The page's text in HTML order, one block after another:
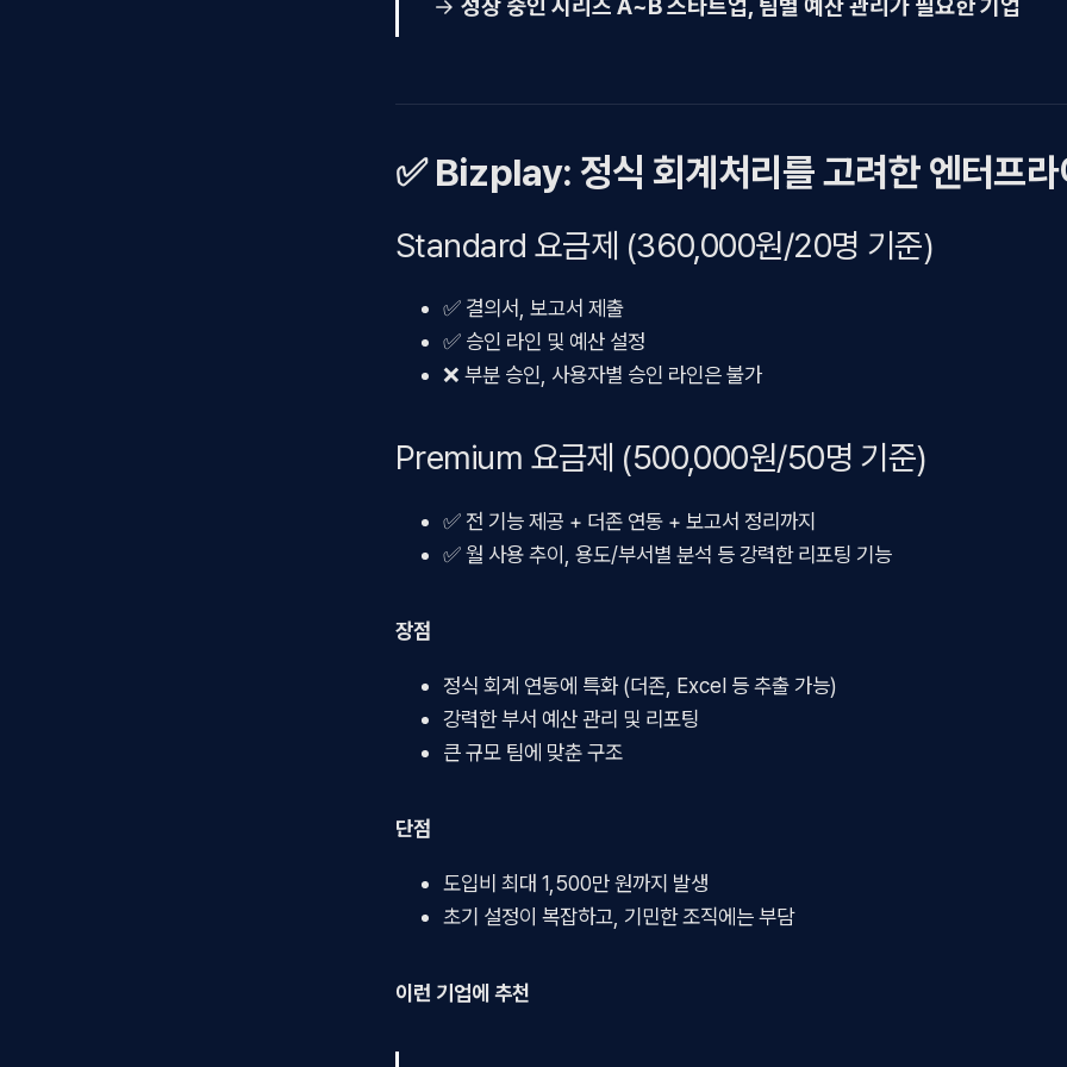
→성장 중인 시리즈 A~B 스타트업, 팀별 예산 관리가 필요한 기업
✅ Bizplay: 정식 회계처리를 고려한 엔터프
Standard 요금제 (360,000원/20명 기준)
✅ 결의서, 보고서 제출
✅ 승인 라인 및 예산 설정
❌ 부분 승인, 사용자별 승인 라인은 불가
Premium 요금제 (500,000원/50명 기준)
✅ 전 기능 제공 + 더존 연동 + 보고서 정리까지
✅ 월 사용 추이, 용도/부서별 분석 등 강력한 리포팅 기능
장점
정식 회계 연동에 특화 (더존, Excel 등 추출 가능)
강력한 부서 예산 관리 및 리포팅
큰 규모 팀에 맞춘 구조
단점
도입비 최대 1,500만 원까지 발생
초기 설정이 복잡하고, 기민한 조직에는 부담
이런 기업에 추천